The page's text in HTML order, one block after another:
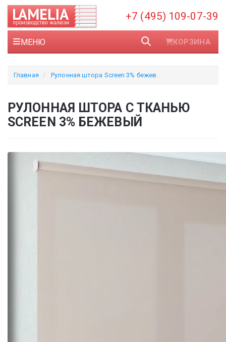
+7 (495) 109-07-39
МЕНЮ КОРЗИНА
Главная Рулонная штора Screen 3% бежевый
РУЛОННАЯ ШТОРА С ТКАНЬЮ
SCREEN 3% БЕЖЕВЫЙ